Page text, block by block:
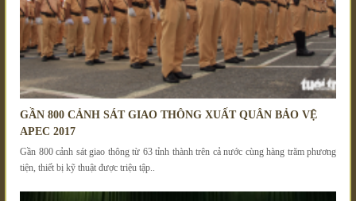
GẦN 800 CẢNH SÁT GIAO THÔNG XUẤT QUÂN BẢO VỆ
APEC 2017
Gần 800 cảnh sát giao thông từ 63 tỉnh thành trên cả nước cùng hàng trăm phương
tiện, thiết bị kỹ thuật được triệu tập..